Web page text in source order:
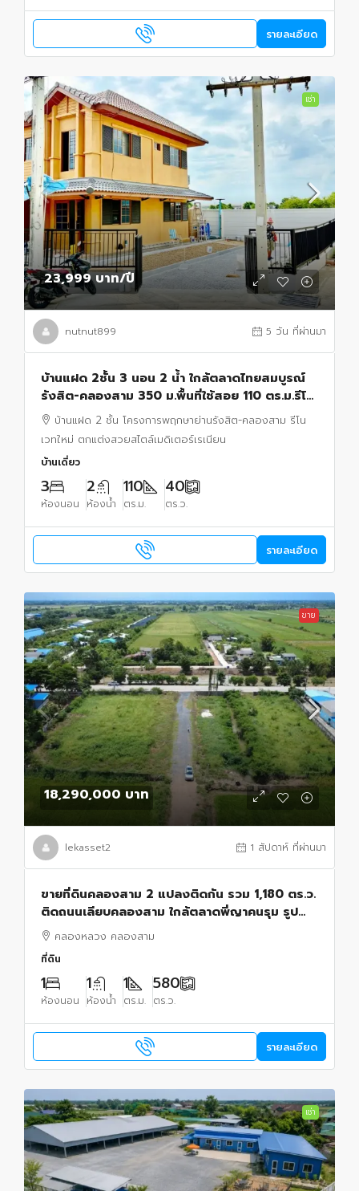
รายละเอียด
เช่า
23,999 บาท/ปี
nutnut899 5 วัน ที่ผ่านมา
บ้านแฝด 2ชั้น 3 นอน 2 น้ำ ใกล้ตลาดไทยสมบูรณ์
รังสิต-คลองสาม 350 ม.พื้นที่ใช้สอย 110 ตร.ม.รีโน
เวทใหม่ ตกแต่งสไตล์เมดิเตอร์เรเนียน พร้อมเฟอร์ฯ
บ้านแฝด 2 ชั้น โครงการพฤกษาย่านรังสิต-คลองสาม รีโน
เวทใหม่ ตกแต่งสวยสไตล์เมดิเตอร์เรเนียน
บ้านเดี่ยว
3
ห้องนอน
2
ห้องน้ำ
110
ตร.ม.
40
ตร.ว.
รายละเอียด
ขาย
18,290,000 บาท
lekasset2 1 สัปดาห์ ที่ผ่านมา
ขายที่ดินคลองสาม 2 แปลงติดกัน รวม 1,180 ตร.ว.
ติดถนนเลียบคลองสาม ใกล้ตลาดพี่ญาคนรุม รูป
แปลงสวย
คลองหลวง คลองสาม
ที่ดิน
1
ห้องนอน
1
ห้องน้ำ
1
ตร.ม.
580
ตร.ว.
รายละเอียด
เช่า